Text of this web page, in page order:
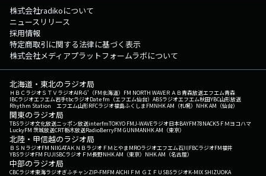
株式会社radikoについて
ニュースリリース
採用情報
特定商取引に関する法律に基づく表示
株式会社メディアプラットフォームラボについて
北海道・東北のラジオ局
ＨＢＣラジオＳＴＶラジオAIR-G'（FM北海道） FM NORTH WAVEＲＡＢ青森放送エフエム青森
IBCラジオエフエム岩手tbcラジオDate fm（エフエム仙台） ABSラジオエフエム秋田YBC山形放送
Rhythm Station エフエム山形RFCラジオ福島ふくしまFMNHK AM（札幌） NHK AM（仙台）
関東のラジオ局
TBSラジオ文化放送ニッポン放送interfmTOKYO FMJ-WAVEラジオ日本BAYFM78NACK5 ＦＭヨコハマ
LuckyFM 茨城放送CRT栃木放送RadioBerryFM GUNMANHK AM（東京）
北陸・甲信越のラジオ局
ＢＳＮラジオFM NIIGATAＫＮＢラジオ ＦＭとやまMROラジオエフエム石川FBCラジオFM福井
YBSラジオFM FUJISBCラジオ ＦＭ長野NHK AM（東京） NHK AM（名古屋）
中部のラジオ局
CBCラジオ東海ラジオぎふチャンZIP-FMFM AICHI ＦＭ ＧＩＦＵ SBSラジオK-MIX SHIZUOKA